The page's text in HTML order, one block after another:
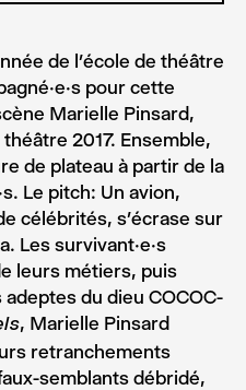
de l’école de théâtre
pour cette
Marielle Pinsard,
2017. Ensemble,
de plateau à partir de la
Le pitch: Un avion,
célébrités, s’écrase sur
Les survivant·e·s
leurs métiers, puis
du dieu COCOC-
, Marielle Pinsard
retranchements
semblants débridé,